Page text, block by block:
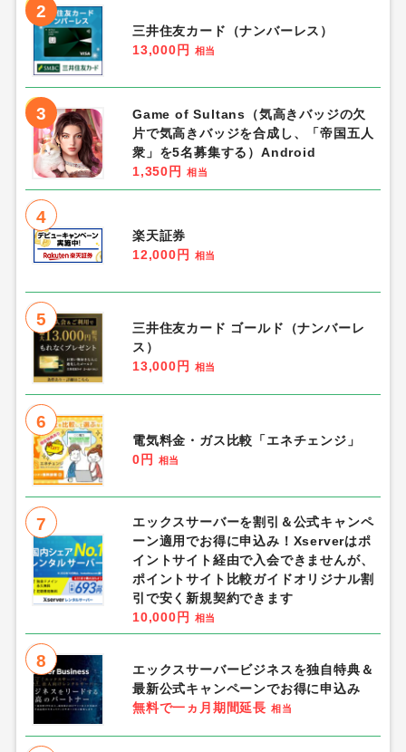
2
三井住友カード（ナンバーレス）
13,000円
相当
3
Game of Sultans（気高きバッジの欠
片で気高きバッジを合成し、「帝国五人
衆」を5名募集する）Android
1,350円
相当
4
楽天証券
12,000円
相当
5
三井住友カード ゴールド（ナンバーレ
ス）
13,000円
相当
6
電気料金・ガス比較「エネチェンジ」
0円
相当
7
エックスサーバーを割引＆公式キャンペ
ーン適用でお得に申込み！Xserverはポ
イントサイト経由で入会できませんが、
ポイントサイト比較ガイドオリジナル割
引で安く新規契約できます
10,000円
相当
8
エックスサーバービジネスを独自特典＆
最新公式キャンペーンでお得に申込み
無料で一ヵ月期間延長 相当